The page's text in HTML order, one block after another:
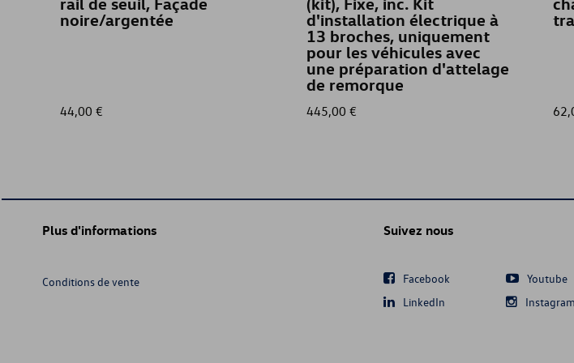
noire/argentée
44,00 €
d'installation électrique à
13 broches, uniquement
pour les véhicules avec
une préparation d'attelage
de remorque
445,00 €
Plus d'informations
Conditions de vente
Suivez nous
Facebook
Youtube
LinkedIn
Instagram